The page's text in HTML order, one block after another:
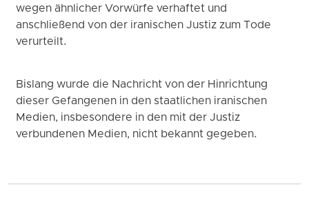
wegen ähnlicher Vorwürfe verhaftet und
anschließend von der iranischen Justiz zum Tode
verurteilt.
Bislang wurde die Nachricht von der Hinrichtung
dieser Gefangenen in den staatlichen iranischen
Medien, insbesondere in den mit der Justiz
verbundenen Medien, nicht bekannt gegeben.